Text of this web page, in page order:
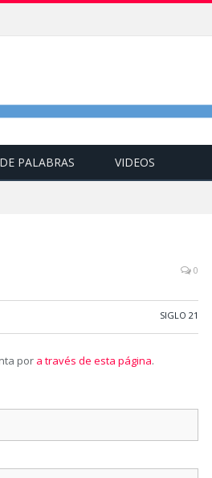
PALABRAS VIDEOS
0
SIGLO 21
por a través de esta página.